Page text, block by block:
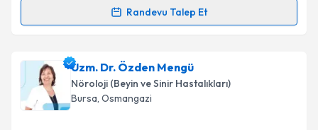
Takvim Talebini Gönder
Randevu Talep Et
Randevu Takvimi Talebi
Doç. Dr. Şükran Çevik Yurtoğulları
takvimi talebi oluşturun. Size bu uzmandan randevu
almanız için bir takvim hazırlandığında e-posta ile
bilgilendireceğiz.
Uzm. Dr. Özden Mengü
Nöroloji (Beyin ve Sinir Hastalıkları)
Bursa, Osmangazi